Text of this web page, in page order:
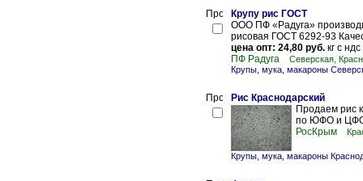
Крупу рис ГОСТ
ООО ПФ «Радуга»
рисовая ГОСТ 6292-93
цена опт: 24,80 руб. кг с ндс
ПФ Радуга
Северская,
Крупы, мука, макароны
Рис Краснодарский
Продаем рис
по ЮФО и ЦФО
РосКрым
Крупы, мука, макароны